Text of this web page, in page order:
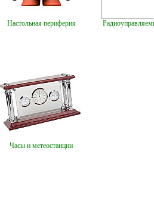
Настольная периферия
Часы и метеостанции